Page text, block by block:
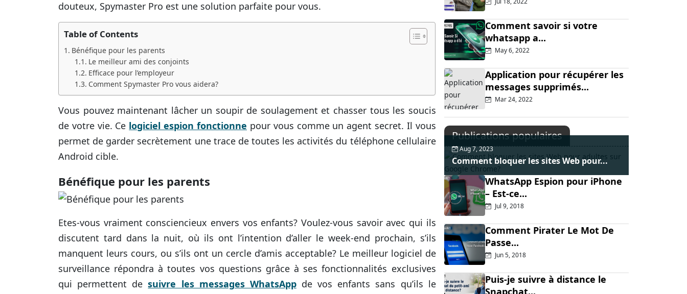
douteux, Spymaster Pro est une solution parfaite pour vous.
Table of Contents
Bénéfique pour les parents
Le meilleur ami des conjoints
Efficace pour l’employeur
Comment Spymaster Pro vous aidera?
Vous pouvez maintenant lâcher un soupir de soulagement et chasser tous les soucis
de votre vie. Ce logiciel espion fonctionne pour vous comme un agent secret. Il vous
permet de garder secrètement une trace de toutes les activités du téléphone cellulaire
Android cible.
Bénéfique pour les parents
Etes-vous vraiment consciencieux envers vos enfants? Voulez-vous savoir avec qui ils
discutent tard dans la nuit, où ils ont l’intention d’aller le week-end prochain, s’ils
manquent leurs cours, ou s’ils ont un cercle d’amis acceptable? Le meilleur logiciel de
surveillance répondra à toutes vos questions grâce à ses fonctionnalités exclusives
qui permettent desuivre les messages WhatsAppde vos enfants sans qu’ils le
Comment savoir si votre
whatsapp a...
May 6, 2022
Application pour récupérer les
messages supprimés...
Mar 24, 2022
Publications populaires
Aug 7, 2023
Comment bloquer les sites Web pour...
WhatsApp Espion pour iPhone
– Est-ce...
Jul 9, 2018
Comment Pirater Le Mot De
Passe...
Jun 5, 2018
Puis-je suivre à distance le